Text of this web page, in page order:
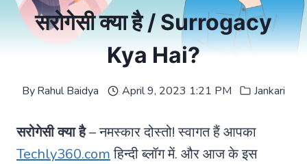
सरोगेसी क्या है / Surrogacy
Kya Hai?
ByRahul Baidya April 9, 2023 1:21 PM Jankari
सरोगेसी क्या है– नमस्कार दोस्तो! स्वागत हैं आपका
Techly360.comहिन्दी ब्लॉग में. और आज के इस